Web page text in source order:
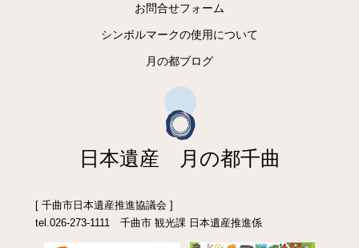
お問合せフォーム
シンボルマークの使用について
月の都ブログ
日本遺産 月の都千曲
[ 千曲市日本遺産推進協議会 ]
tel.026-273-1111 千曲市 観光課 日本遺産推進係